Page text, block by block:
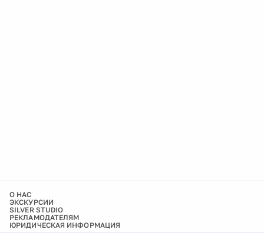
О НАС
ЭКСКУРСИИ
SILVER STUDIO
РЕКЛАМОДАТЕЛЯМ
ЮРИДИЧЕСКАЯ ИНФОРМАЦИЯ